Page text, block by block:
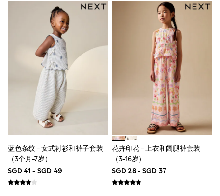
Suits & Waistcoats
Sweatshirts & Hoodies
Swim & Beach
T-Shirts
Tops
Tracksuits
Trousers & Chinos
All Footwear
Boots
Sandals & Clogs
School Shoes
Slippers
Sneakers
Wellies
Wide Fit
Sun Safe
Multipacks
Pull On
Tumble Dryable
蓝色条纹 - 女式衬衫和裤子套装
（3个月-7岁）
SGD 41 - SGD 49
花卉印花 - 上衣和阔腿裤套装
（3-16岁）
SGD 28 - SGD 37